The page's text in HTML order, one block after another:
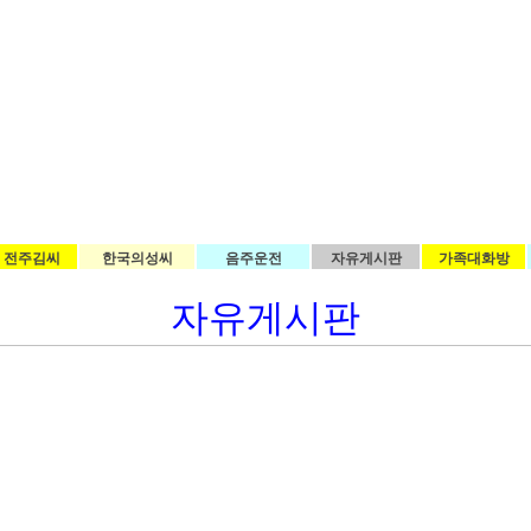
전주김씨 한국의성씨 음주운전 자유게시판 가족대화방
자유게시판